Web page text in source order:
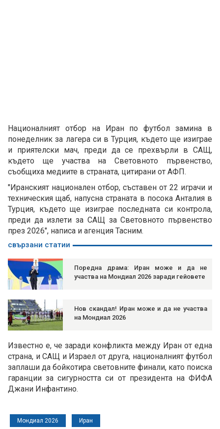
Националният отбор на Иран по футбол замина в
понеделник за лагера си в Турция, където ще изиграе
и приятелски мач, преди да се прехвърли в САЩ,
където ще участва на Световното първенство,
съобщиха медиите в страната, цитирани от АФП.
"Иранският национален отбор, съставен от 22 играчи и
техническия щаб, напусна страната в посока Анталия в
Турция, където ще изиграе последната си контрола,
преди да излети за САЩ за Световното първенство
през 2026", написа и агенция Тасним.
свързани статии
Поредна драма: Иран може и да не
участва на Мондиал 2026 заради гейовете
Нов скандал! Иран може и да не участва
на Мондиал 2026
Известно е, че заради конфликта между Иран от една
страна, и САЩ и Израел от друга, националният футбол
заплаши да бойкотира световните финали, като поиска
гаранции за сигурността си от президента на ФИФА
Джани Инфантино.
Мондиал 2026 Иран